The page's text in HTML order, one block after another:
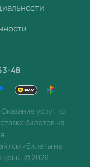
48
услуг по
билетов на
«Билеты на
©2026